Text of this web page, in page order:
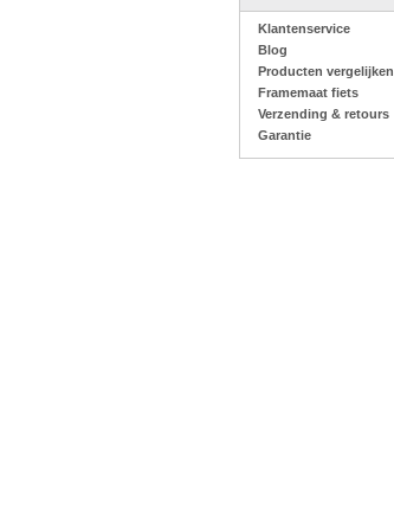
Klantenservice
Blog
Producten vergelijken
Framemaat fiets
Verzending & retours
Garantie